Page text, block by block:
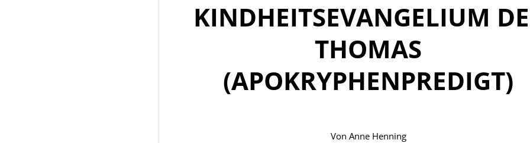
KINDHEITSEVANGELIUM
THOMAS
(APOKRYPHENPREDIGT)
Von Anne Henning